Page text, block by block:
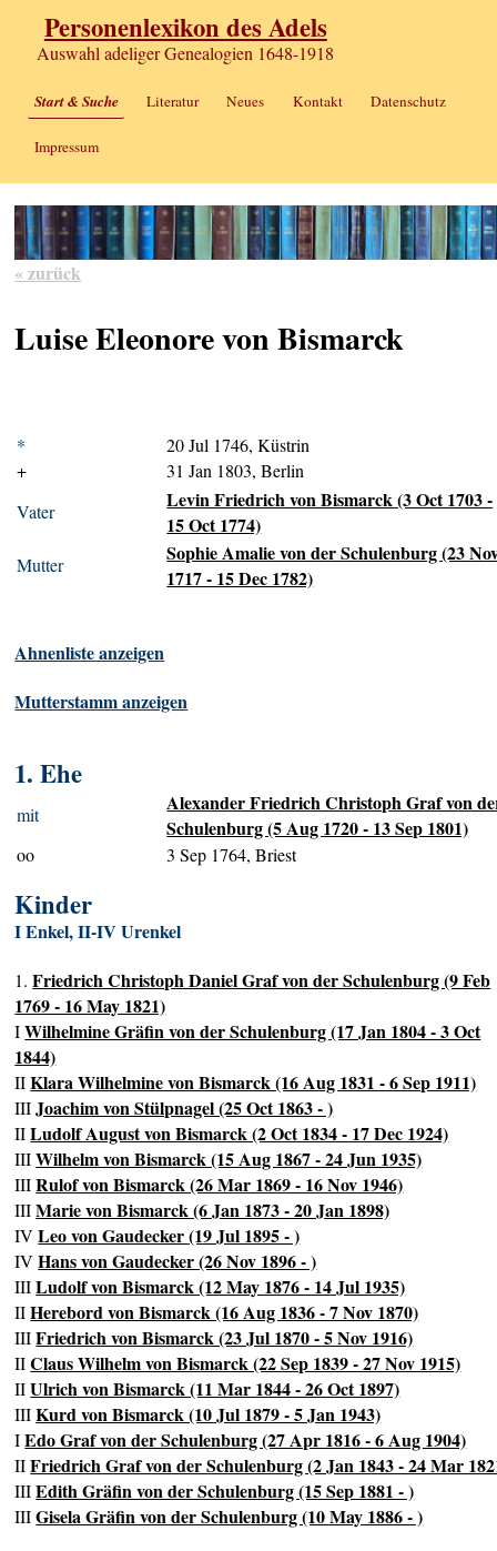
Personenlexikon des Adels
Auswahl adeliger Genealogien 1648-1918
Start & Suche Literatur Neues Kontakt Datenschutz
Impressum
« zurück
Luise Eleonore von Bismarck
*
20 Jul 1746, Küstrin
+
31 Jan 1803, Berlin
Vater
Levin Friedrich von Bismarck (3 Oct 1703 -
15 Oct 1774)
Mutter
Sophie Amalie von der Schulenburg (23
1717 - 15 Dec 1782)
Ahnenliste anzeigen
Mutterstamm anzeigen
1. Ehe
mit
Alexander Friedrich Christoph Graf von
Schulenburg (5 Aug 1720 - 13 Sep 1801)
oo 3 Sep 1764, Briest
Kinder
I Enkel, II-IV Urenkel
1.Friedrich Christoph Daniel Graf von der Schulenburg (9 Feb
1769 - 16 May 1821)
IWilhelmine Gräfin von der Schulenburg (17 Jan 1804 - 3 Oct
1844)
IIKlara Wilhelmine von Bismarck (16 Aug 1831 - 6 Sep 1911)
IIIJoachim von Stülpnagel (25 Oct 1863 - )
IILudolf August von Bismarck (2 Oct 1834 - 17 Dec 1924)
IIIWilhelm von Bismarck (15 Aug 1867 - 24 Jun 1935)
IIIRulof von Bismarck (26 Mar 1869 - 16 Nov 1946)
IIIMarie von Bismarck (6 Jan 1873 - 20 Jan 1898)
IVLeo von Gaudecker (19 Jul 1895 - )
IVHans von Gaudecker (26 Nov 1896 - )
IIILudolf von Bismarck (12 May 1876 - 14 Jul 1935)
IIHerebord von Bismarck (16 Aug 1836 - 7 Nov 1870)
IIIFriedrich von Bismarck (23 Jul 1870 - 5 Nov 1916)
IIClaus Wilhelm von Bismarck (22 Sep 1839 - 27 Nov 1915)
IIUlrich von Bismarck (11 Mar 1844 - 26 Oct 1897)
IIIKurd von Bismarck (10 Jul 1879 - 5 Jan 1943)
IEdo Graf von der Schulenburg (27 Apr 1816 - 6 Aug 1904)
IIFriedrich Graf von der Schulenburg (2 Jan 1843 - 24 Mar
IIIEdith Gräfin von der Schulenburg (15 Sep 1881 - )
IIIGisela Gräfin von der Schulenburg (10 May 1886 - )